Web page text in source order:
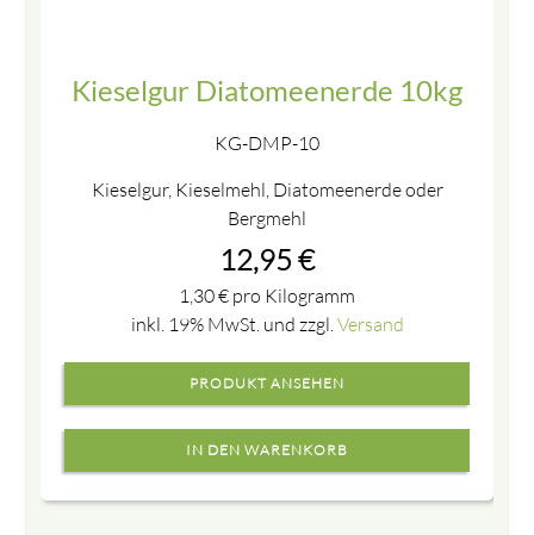
Kieselgur Diatomeenerde 10kg
KG-DMP-10
Kieselgur, Kieselmehl, Diatomeenerde oder
Bergmehl
12,95 €
1,30€ pro Kilogramm
inkl. 19% MwSt. und zzgl. Versand
PRODUKT ANSEHEN